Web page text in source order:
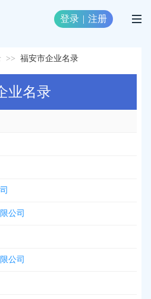
登录 | 注册
>> 福安市企业名录
业名录
公司
公司